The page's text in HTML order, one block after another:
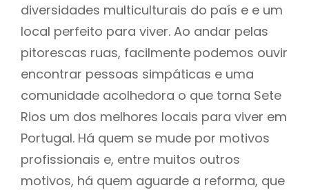
diversidades multiculturais do país e e um
local perfeito para viver. Ao andar pelas
pitorescas ruas, facilmente podemos ouvir
encontrar pessoas simpáticas e uma
comunidade acolhedora o que torna Sete
Rios um dos melhores locais para viver em
Portugal. Há quem se mude por motivos
profissionais e, entre muitos outros
motivos, há quem aguarde a reforma, que